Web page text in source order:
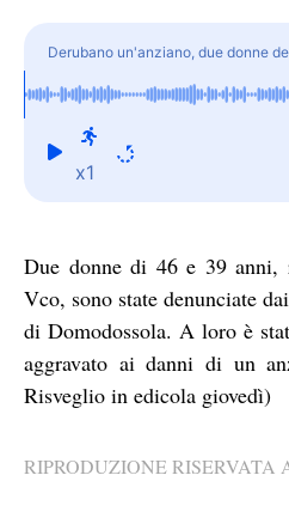
Derubano un'anziano, due donne
carabinieri di Domodossola
x1
Due donne di 46 e 39 anni,
Vco, sono state denunciate
di Domodossola. A loro è
aggravato ai danni di un
Risveglio in edicola giovedì)
RIPRODUZIONE